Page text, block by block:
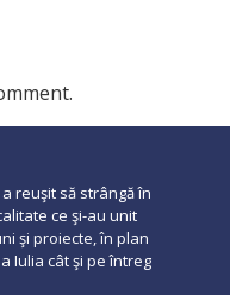
reuşit să strângă în
ce şi-au unit
şi proiecte, în plan
Iulia cât şi pe întreg